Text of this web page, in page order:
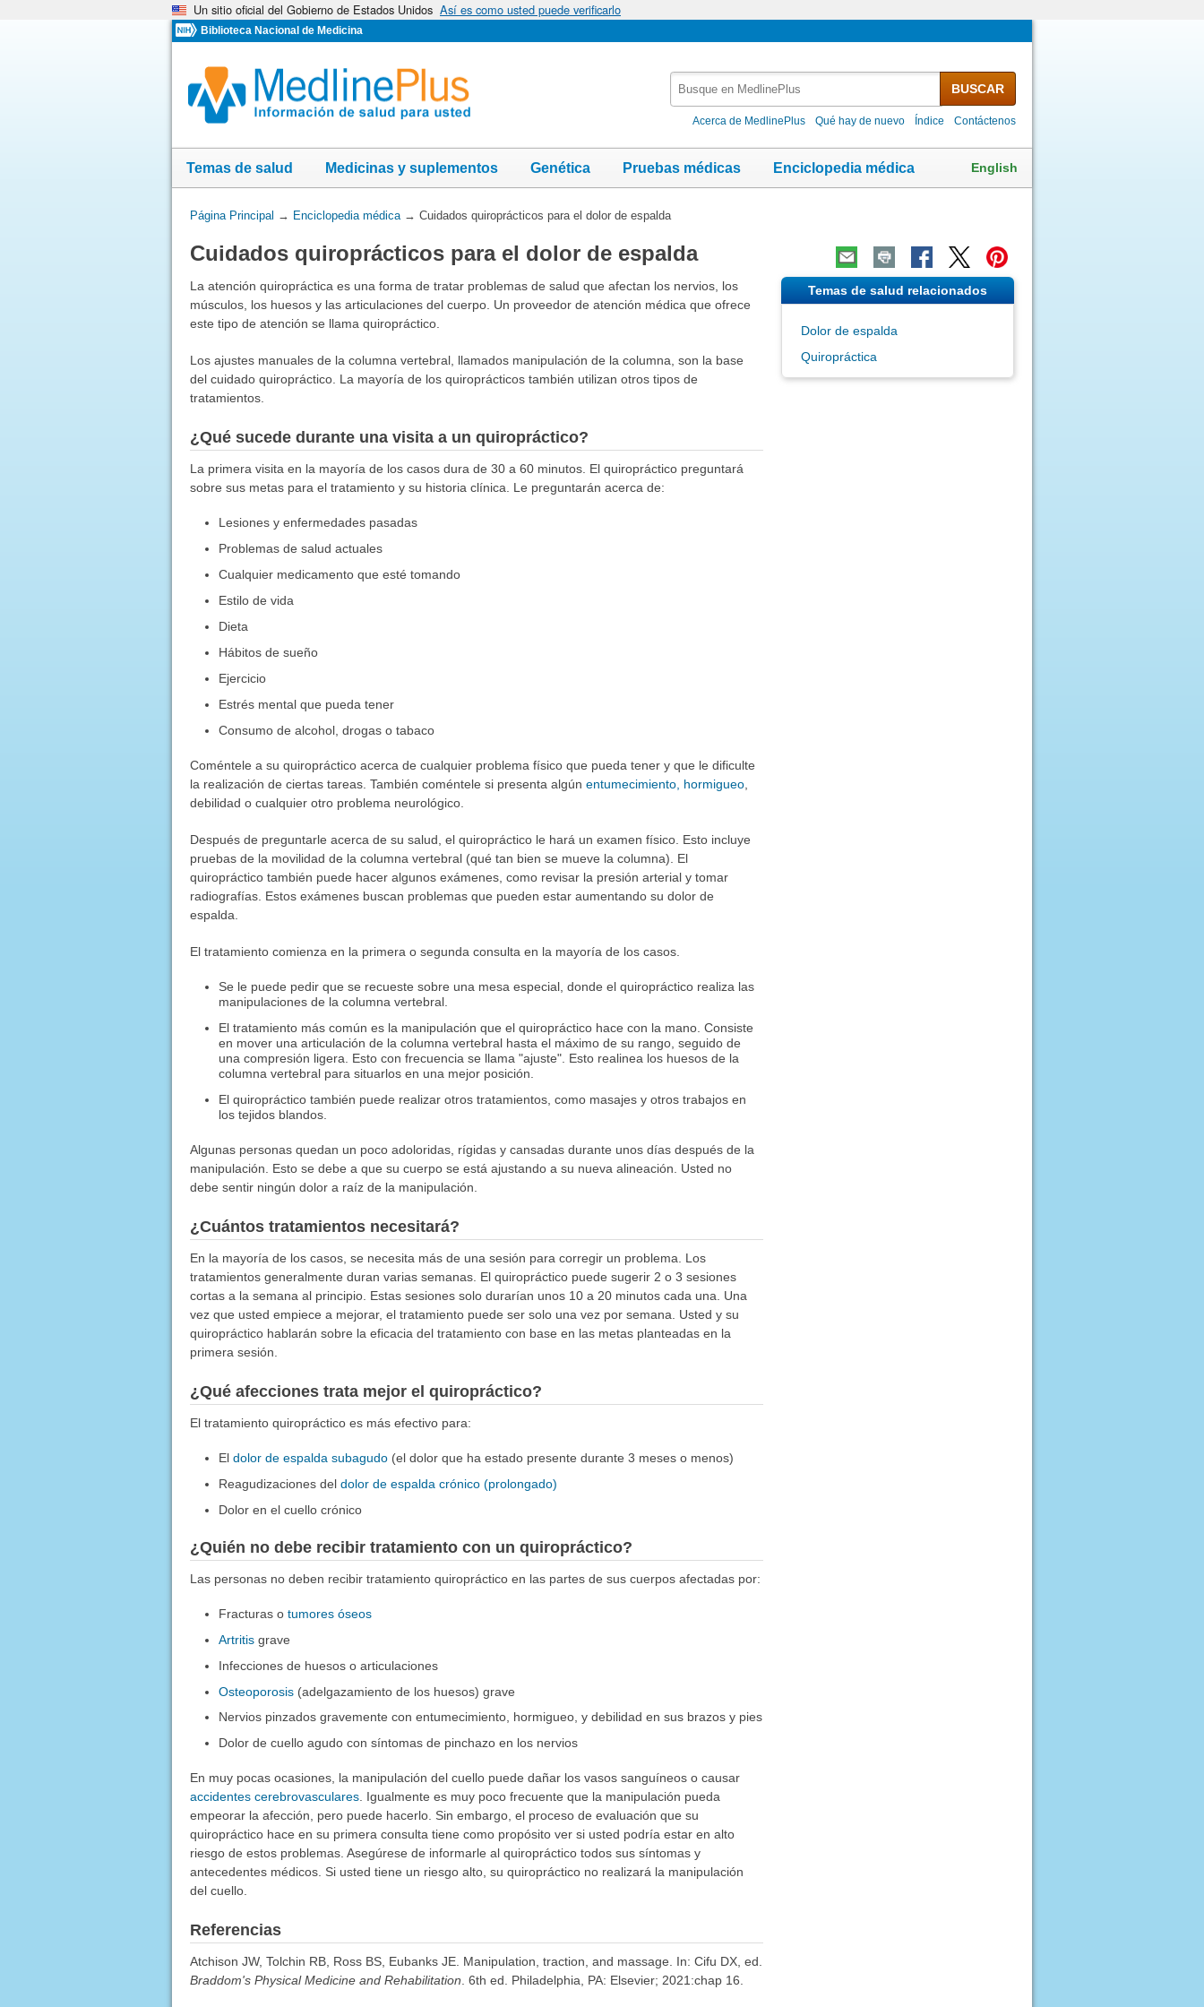
Un sitio oficial del Gobierno de Estados Unidos Así es como usted puede verificarlo
Biblioteca Nacional de Medicina
MedlinePlus
BUSCAR
Acerca de MedlinePlus Qué hay de nuevo Índice Contáctenos
Temas de salud Medicinas y suplementos Genética Pruebas médicas Enciclopedia médica English
Usted
aquí:
Página Principal → Enciclopedia médica→ Cuidados quiroprácticos para el dolor de espalda
Cuidados quiroprácticos para el dolor de espalda
La atención quiropráctica es una forma de tratar problemas de salud que afectan los nervios, los
músculos, los huesos y las articulaciones del cuerpo. Un proveedor de atención médica que ofrece
este tipo de atención se llama quiropráctico.
Los ajustes manuales de la columna vertebral, llamados manipulación de la columna, son la base
del cuidado quiropráctico. La mayoría de los quiroprácticos también utilizan otros tipos de
tratamientos.
¿Qué sucede durante una visita a un quiropráctico?
La primera visita en la mayoría de los casos dura de 30 a 60 minutos. El quiropráctico preguntará
sobre sus metas para el tratamiento y su historia clínica. Le preguntarán acerca de:
Lesiones y enfermedades pasadas
Problemas de salud actuales
Cualquier medicamento que esté tomando
Estilo de vida
Dieta
Hábitos de sueño
Ejercicio
Estrés mental que pueda tener
Consumo de alcohol, drogas o tabaco
Coméntele a su quiropráctico acerca de cualquier problema físico que pueda tener y que le dificulte
la realización de ciertas tareas. También coméntele si presenta algún entumecimiento, hormigueo,
debilidad o cualquier otro problema neurológico.
Después de preguntarle acerca de su salud, el quiropráctico le hará un examen físico. Esto incluye
pruebas de la movilidad de la columna vertebral (qué tan bien se mueve la columna). El
quiropráctico también puede hacer algunos exámenes, como revisar la presión arterial y tomar
radiografías. Estos exámenes buscan problemas que pueden estar aumentando su dolor de
espalda.
El tratamiento comienza en la primera o segunda consulta en la mayoría de los casos.
Se le puede pedir que se recueste sobre una mesa especial, donde el quiropráctico realiza las
manipulaciones de la columna vertebral.
El tratamiento más común es la manipulación que el quiropráctico hace con la mano. Consiste
en mover una articulación de la columna vertebral hasta el máximo de su rango, seguido de
una compresión ligera. Esto con frecuencia se llama "ajuste". Esto realinea los huesos de la
columna vertebral para situarlos en una mejor posición.
El quiropráctico también puede realizar otros tratamientos, como masajes y otros trabajos en
los tejidos blandos.
Algunas personas quedan un poco adoloridas, rígidas y cansadas durante unos días después de la
manipulación. Esto se debe a que su cuerpo se está ajustando a su nueva alineación. Usted no
debe sentir ningún dolor a raíz de la manipulación.
¿Cuántos tratamientos necesitará?
En la mayoría de los casos, se necesita más de una sesión para corregir un problema. Los
tratamientos generalmente duran varias semanas. El quiropráctico puede sugerir 2 o 3 sesiones
cortas a la semana al principio. Estas sesiones solo durarían unos 10 a 20 minutos cada una. Una
vez que usted empiece a mejorar, el tratamiento puede ser solo una vez por semana. Usted y su
quiropráctico hablarán sobre la eficacia del tratamiento con base en las metas planteadas en la
primera sesión.
¿Qué afecciones trata mejor el quiropráctico?
El tratamiento quiropráctico es más efectivo para:
Eldolor de espalda subagudo (el dolor que ha estado presente durante 3 meses o menos)
Reagudizaciones deldolor de espalda crónico (prolongado)
Dolor en el cuello crónico
¿Quién no debe recibir tratamiento con un quiropráctico?
Las personas no deben recibir tratamiento quiropráctico en las partes de sus cuerpos afectadas por:
Fracturas otumores óseos
Artritis grave
Infecciones de huesos o articulaciones
Osteoporosis (adelgazamiento de los huesos) grave
Nervios pinzados gravemente con entumecimiento, hormigueo, y debilidad en sus brazos y pies
Dolor de cuello agudo con síntomas de pinchazo en los nervios
En muy pocas ocasiones, la manipulación del cuello puede dañar los vasos sanguíneos o causar
accidentes cerebrovasculares. Igualmente es muy poco frecuente que la manipulación pueda
empeorar la afección, pero puede hacerlo. Sin embargo, el proceso de evaluación que su
quiropráctico hace en su primera consulta tiene como propósito ver si usted podría estar en alto
riesgo de estos problemas. Asegúrese de informarle al quiropráctico todos sus síntomas y
antecedentes médicos. Si usted tiene un riesgo alto, su quiropráctico no realizará la manipulación
del cuello.
Referencias
Atchison JW, Tolchin RB, Ross BS, Eubanks JE. Manipulation, traction, and massage. In: Cifu DX, ed.
Braddom's Physical Medicine and Rehabilitation. 6th ed. Philadelphia, PA: Elsevier; 2021:chap 16.
Temas de salud relacionados
Dolor de espalda
Quiropráctica